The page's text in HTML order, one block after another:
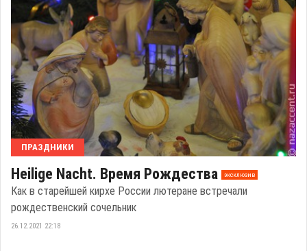
ПРАЗДНИКИ
Heilige Nacht. Время Рождества эксклюзив
Как в старейшей кирхе России лютеране встречали
рождественский сочельник
26.12.2021 22:18